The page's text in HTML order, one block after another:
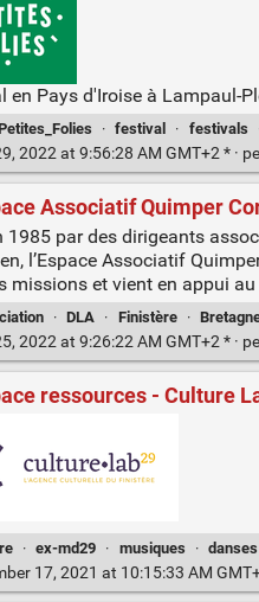
en Pays d'Iroise à Lampaul-
· festival · festivals
2022 at 9:56:28 AM GMT+2 * ·
Associatif Quimper
1985 par des dirigeants
l’Espace Associatif
missions et vient en appui
· DLA · Finistère ·
2022 at 9:26:22 AM GMT+2 * ·
ressources - Culture
· ex-md29 · musiques · danses
17, 2021 at 10:15:33 AM